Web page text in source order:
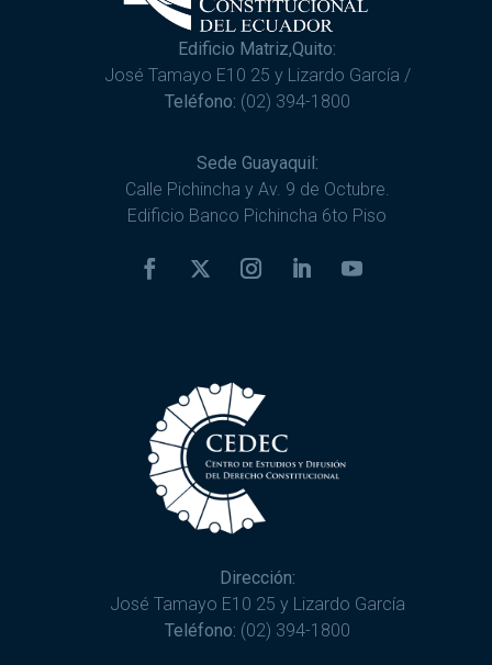
Edificio Matriz,Quito:
José Tamayo E10 25 y Lizardo García /
Teléfono: (02) 394-1800
Sede Guayaquil:
Calle Pichincha y Av. 9 de Octubre.
Edificio Banco Pichincha 6to Piso
Dirección:
José Tamayo E10 25 y Lizardo García
Teléfono: (02) 394-1800